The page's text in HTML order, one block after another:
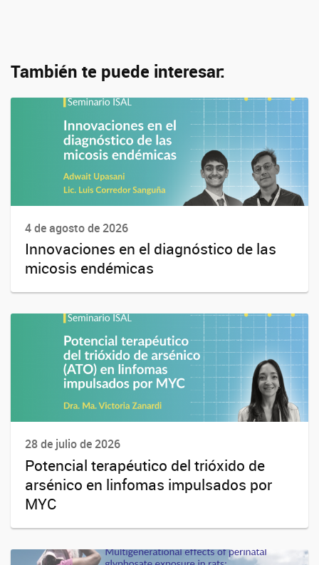
También te puede interesar:
4 de agosto de 2026
Innovaciones en el diagnóstico de las
micosis endémicas
28 de julio de 2026
Potencial terapéutico del trióxido de
arsénico en linfomas impulsados por
MYC